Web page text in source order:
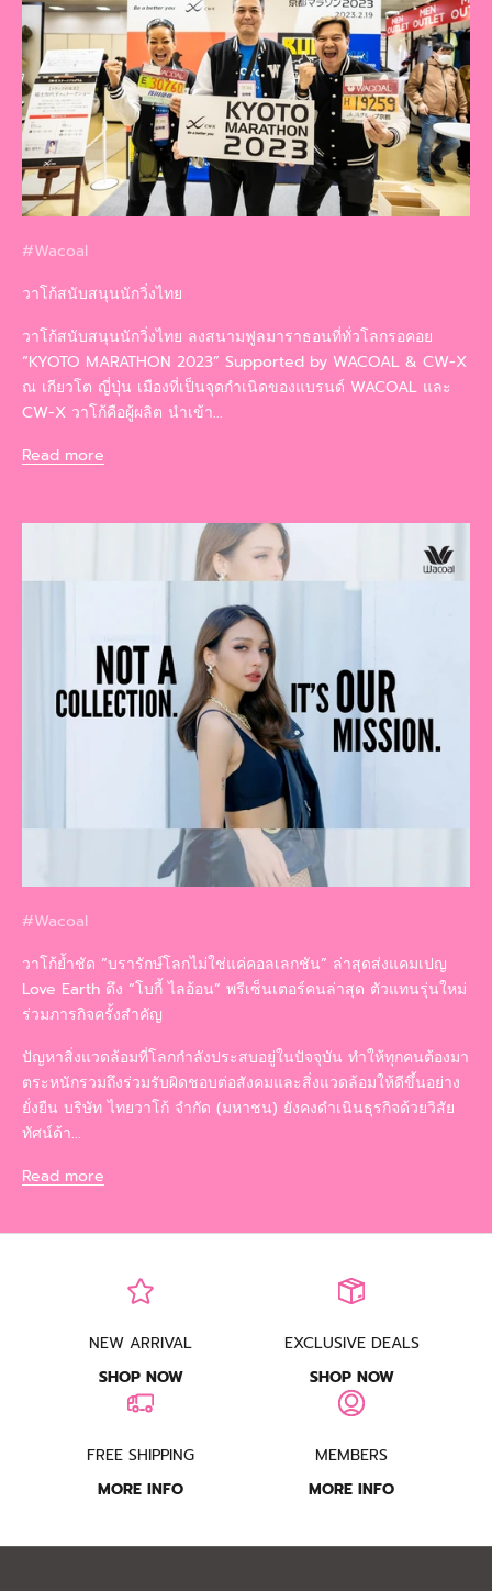
#Wacoal
วาโก้สนับสนุนนักวิ่งไทย
วาโก้สนับสนุนนักวิ่งไทย ลงสนามฟูลมาราธอนที่ทั่วโลกรอคอย
“KYOTO MARATHON 2023” Supported by WACOAL & CW-X
ณ เกียวโต ญี่ปุ่น เมืองที่เป็นจุดกำเนิดของแบรนด์ WACOAL และ
CW-X วาโก้คือผู้ผลิต นำเข้า...
Read more
#Wacoal
วาโก้ย้ำชัด “บรารักษ์โลกไม่ใช่แค่คอลเลกชัน” ล่าสุดส่งแคมเปญ
Love Earth ดึง “โบกี้ ไลอ้อน” พรีเซ็นเตอร์คนล่าสุด ตัวแทนรุ่นใหม่
ร่วมภารกิจครั้งสำคัญ
ปัญหาสิ่งแวดล้อมที่โลกกำลังประสบอยู่ในปัจจุบัน ทำให้ทุกคนต้องมา
ตระหนักรวมถึงร่วมรับผิดชอบต่อสังคมและสิ่งแวดล้อมให้ดีขึ้นอย่าง
ยั่งยืน บริษัท ไทยวาโก้ จำกัด (มหาชน) ยังคงดำเนินธุรกิจด้วยวิสัย
ทัศน์ด้า...
Read more
NEW ARRIVAL
SHOP NOW
EXCLUSIVE DEALS
SHOP NOW
FREE SHIPPING
MORE INFO
MEMBERS
MORE INFO